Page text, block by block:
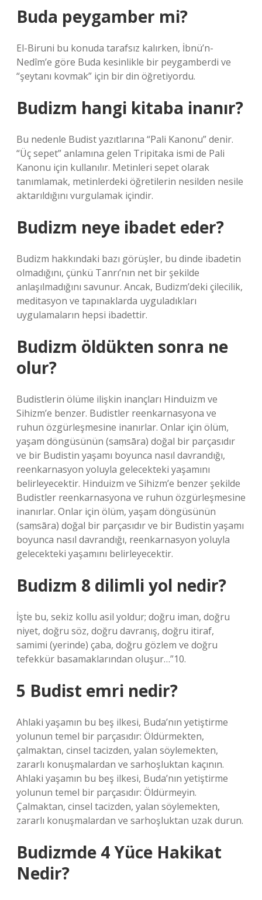
Buda peygamber mi?
El-Biruni bu konuda tarafsız kalırken, İbnü’n-
Nedîm’e göre Buda kesinlikle bir peygamberdi ve
“şeytanı kovmak” için bir din öğretiyordu.
Budizm hangi kitaba inanır?
Bu nedenle Budist yazıtlarına “Pali Kanonu” denir.
“Üç sepet” anlamına gelen Tripitaka ismi de Pali
Kanonu için kullanılır. Metinleri sepet olarak
tanımlamak, metinlerdeki öğretilerin nesilden nesile
aktarıldığını vurgulamak içindir.
Budizm neye ibadet eder?
Budizm hakkındaki bazı görüşler, bu dinde ibadetin
olmadığını, çünkü Tanrı’nın net bir şekilde
anlaşılmadığını savunur. Ancak, Budizm’deki çilecilik,
meditasyon ve tapınaklarda uyguladıkları
uygulamaların hepsi ibadettir.
Budizm öldükten sonra ne
olur?
Budistlerin ölüme ilişkin inançları Hinduizm ve
Sihizm’e benzer. Budistler reenkarnasyona ve
ruhun özgürleşmesine inanırlar. Onlar için ölüm,
yaşam döngüsünün (saṃsāra) doğal bir parçasıdır
ve bir Budistin yaşamı boyunca nasıl davrandığı,
reenkarnasyon yoluyla gelecekteki yaşamını
belirleyecektir. Hinduizm ve Sihizm’e benzer şekilde
Budistler reenkarnasyona ve ruhun özgürleşmesine
inanırlar. Onlar için ölüm, yaşam döngüsünün
(saṃsāra) doğal bir parçasıdır ve bir Budistin yaşamı
boyunca nasıl davrandığı, reenkarnasyon yoluyla
gelecekteki yaşamını belirleyecektir.
Budizm 8 dilimli yol nedir?
İşte bu, sekiz kollu asil yoldur; doğru iman, doğru
niyet, doğru söz, doğru davranış, doğru itiraf,
samimi (yerinde) çaba, doğru gözlem ve doğru
tefekkür basamaklarından oluşur…”10.
5 Budist emri nedir?
Ahlaki yaşamın bu beş ilkesi, Buda’nın yetiştirme
yolunun temel bir parçasıdır: Öldürmekten,
çalmaktan, cinsel tacizden, yalan söylemekten,
zararlı konuşmalardan ve sarhoşluktan kaçının.
Ahlaki yaşamın bu beş ilkesi, Buda’nın yetiştirme
yolunun temel bir parçasıdır: Öldürmeyin.
Çalmaktan, cinsel tacizden, yalan söylemekten,
zararlı konuşmalardan ve sarhoşluktan uzak durun.
Budizmde 4 Yüce Hakikat
Nedir?